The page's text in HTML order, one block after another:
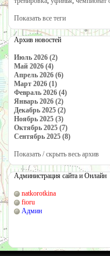
Показать все теги
Архив новостей
Июль 2026 (2)
Май 2026 (4)
Апрель 2026 (6)
Март 2026 (1)
Февраль 2026 (4)
Январь 2026 (2)
Декабрь 2025 (2)
Ноябрь 2025 (3)
Октябрь 2025 (7)
Сентябрь 2025 (8)
Показать / скрыть весь архив
Администрация сайта и Онлайн
natkorotkina
fioru
Админ